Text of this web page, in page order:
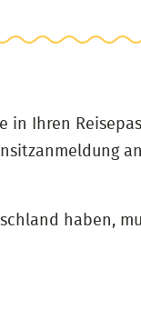
Ihren
haben,